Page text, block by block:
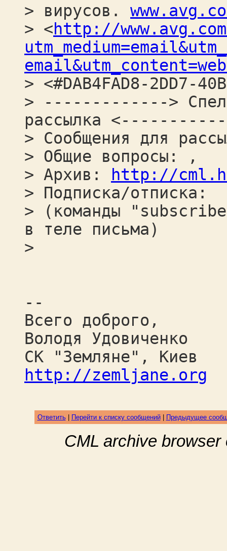
> вирусов.
> <http://
> <#DAB4FAD8-2DD7-
> ------------->
рассылка
> Сообщения для
> Общие вопросы: ,
> Архив:
http://
> Подписка/отписка:
> (команды
в теле письма)
>
--
Всего доброго,
Володя Удовиченко
СК "Земляне", Киев
http://zemljane.org
Ответить| Перейти к списку сообщений| Предыдущее
CML archive